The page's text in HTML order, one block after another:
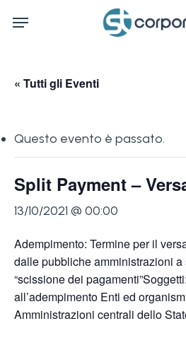
Menu
« Tutti gli Eventi
Questo evento è passato.
Split Payment –
13/10/2021 @ 00:00
Adempimento: Termine per il
dalle pubbliche amministrazioni
“scissione dei
all’adempimento Enti ed
Amministrazioni centrali dello